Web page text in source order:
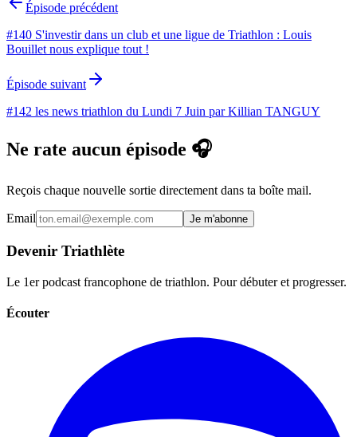
Épisode précédent
#140 S'investir dans un club et une ligue de Triathlon : Louis
Bouillet nous explique tout !
Épisode suivant
#142 les news triathlon du Lundi 7 Juin par Killian TANGUY
Ne rate aucun épisode 🎧
Reçois chaque nouvelle sortie directement dans ta boîte mail.
Email Je m'abonne
Devenir Triathlète
Le 1er podcast francophone de triathlon. Pour débuter et progresser.
Écouter